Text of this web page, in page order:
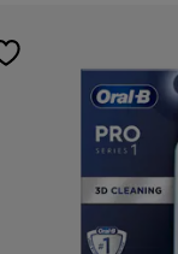
toevoegen
verlanglijst